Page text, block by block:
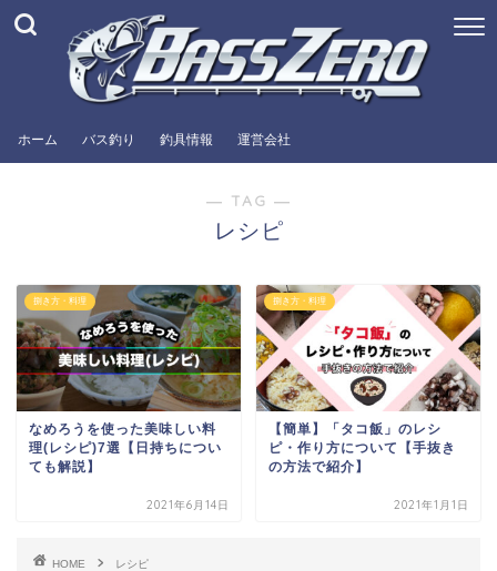
ホーム バス釣り 釣具情報 運営会社
― TAG ―
レシピ
捌き方・料理
なめろうを使った美味しい料
理(レシピ)7選【日持ちについ
ても解説】
2021年6月14日
捌き方・料理
【簡単】「タコ飯」のレシ
ピ・作り方について【手抜き
の方法で紹介】
2021年1月1日
HOME レシピ